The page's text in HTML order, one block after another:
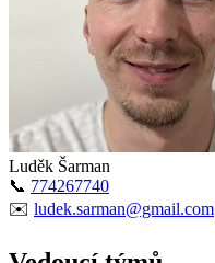
Luděk Šarman
📞 774267740
✉️ ludek.sarman@gmail.com